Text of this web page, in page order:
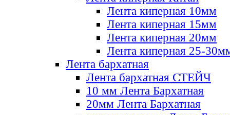
Лента киперная 10мм
Лента киперная 15мм
Лента киперная 20мм
Лента киперная 25-
Лента бархатная
Лента бархатная СТЕЙЧ
10 мм Лента Бархатная
20мм Лента Бархатная